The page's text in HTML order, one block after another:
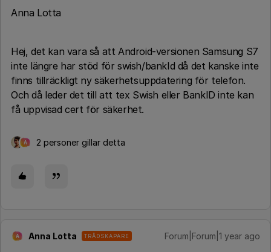
Anna Lotta
Hej, det kan vara så att Android-versionen Samsung S7
inte längre har stöd för swish/bankId då det kanske inte
finns tillräckligt ny säkerhetsuppdatering för telefon.
Och då leder det till att tex Swish eller BankID inte kan
få uppvisad cert för säkerhet.
A 2 personer gillar detta
A Anna Lotta TRÅDSKAPARE Forum|Forum|1 year ago